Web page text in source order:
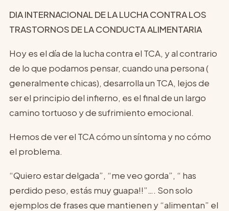
DIA INTERNACIONAL DE LA LUCHA CONTRA LOS
TRASTORNOS DE LA CONDUCTA ALIMENTARIA
Hoy es el día de la lucha contra el TCA, y al contrario
de lo que podamos pensar, cuando una persona (
generalmente chicas), desarrolla un TCA, lejos de
ser el principio del infierno, es el final de un largo
camino tortuoso y de sufrimiento emocional.
Hemos de ver el TCA cómo un síntoma y no cómo
el problema.
“Quiero estar delgada”, “me veo gorda”, “ has
perdido peso, estás muy guapa!!”…. Son solo
ejemplos de frases que mantienen y “alimentan” el